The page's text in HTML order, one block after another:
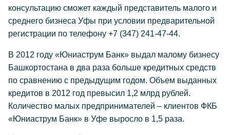
консультацию сможет каждый представитель малого и
среднего бизнеса Уфы при условии предварительной
регистрации по телефону +7 (347) 241-47-44.
В 2012 году «Юниаструм Банк» выдал малому бизнесу
Башкортостана в два раза больше кредитных средств
по сравнению с предыдущим годом. Объем выданных
кредитов в 2012 год превысил 1,2 млрд рублей.
Количество малых предпринимателей – клиентов ФКБ
«Юниаструм Банк» в Уфе выросло в 1,5 раза.